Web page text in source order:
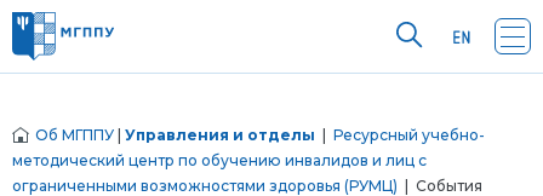
Об МГППУ Управления и отделы
Ресурсный учебно-
методический центр по обучению инвалидов и лиц с
ограниченными возможностями здоровья (РУМЦ) | События